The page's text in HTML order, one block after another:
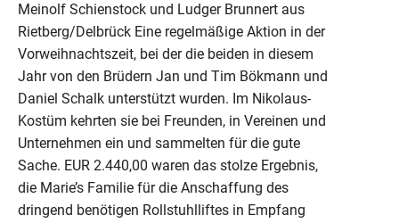
Meinolf Schienstock und Ludger Brunnert aus
Rietberg/Delbrück Eine regelmäßige Aktion in der
Vorweihnachtszeit, bei der die beiden in diesem
Jahr von den Brüdern Jan und Tim Bökmann und
Daniel Schalk unterstützt wurden. Im Nikolaus-
Kostüm kehrten sie bei Freunden, in Vereinen und
Unternehmen ein und sammelten für die gute
Sache. EUR 2.440,00 waren das stolze Ergebnis,
die Marie’s Familie für die Anschaffung des
dringend benötigen Rollstuhlliftes in Empfang